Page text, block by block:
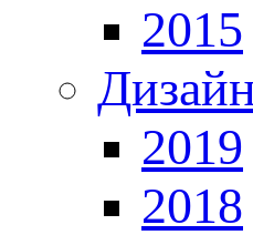
2015
2019
2018